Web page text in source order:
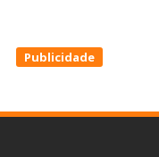
Publicidade